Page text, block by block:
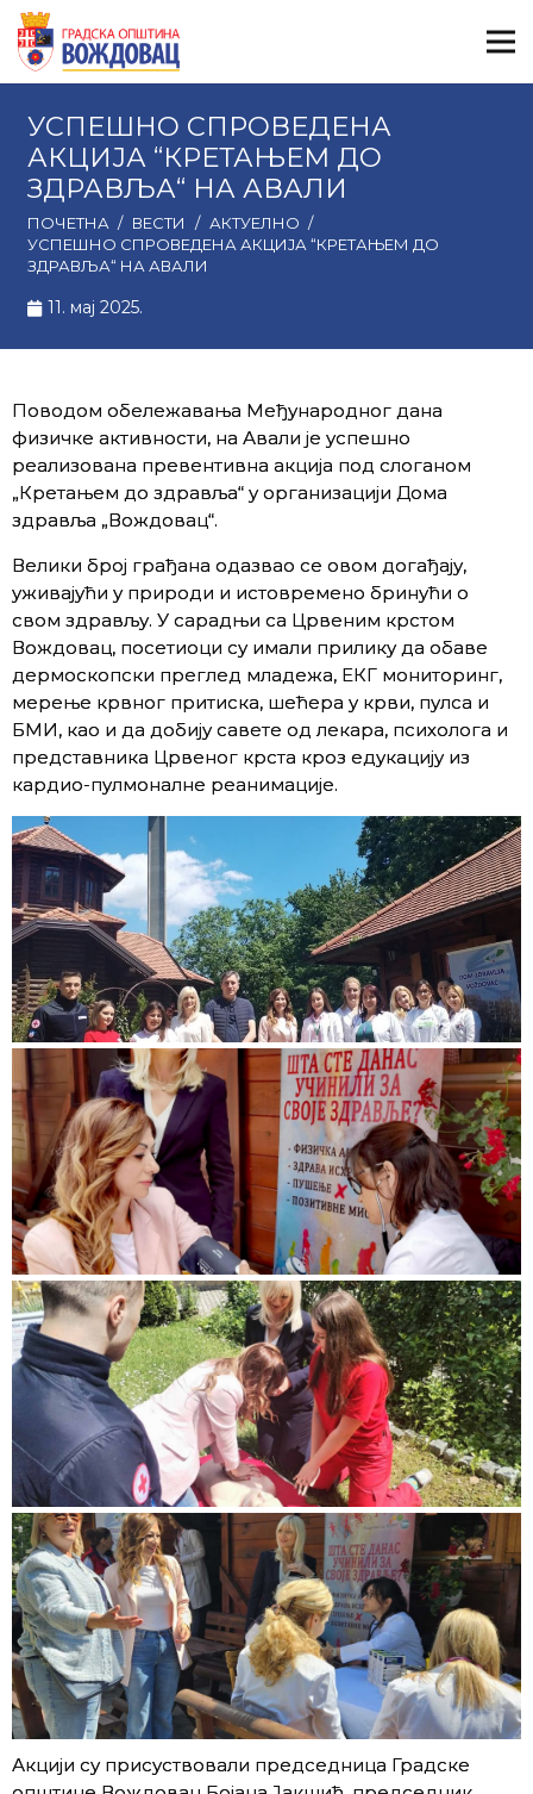
УСПЕШНО СПРОВЕДЕНА
АКЦИЈА “КРЕТАЊЕМ ДО
ЗДРАВЉА“ НА АВАЛИ
ПОЧЕТНА / ВЕСТИ / АКТУЕЛНО /
УСПЕШНО СПРОВЕДЕНА АКЦИЈА “КРЕТАЊЕМ ДО
ЗДРАВЉА“ НА АВАЛИ
11. мај 2025.
Поводом обележавања Међународног дана
физичке активности, на Авали је успешно
реализована превентивна акција под слоганом
„Кретањем до здравља“ у организацији Дома
здравља „Вождовац“.
Велики број грађана одазвао се овом догађају,
уживајући у природи и истовремено бринући о
свом здрављу. У сарадњи са Црвеним крстом
Вождовац, посетиоци су имали прилику да обаве
дермоскопски преглед младежа, ЕКГ мониторинг,
мерење крвног притиска, шећера у крви, пулса и
БМИ, као и да добију савете од лекара, психолога и
представника Црвеног крста кроз едукацију из
кардио-пулмоналне реанимације.
Акцији су присуствовали председница Градске